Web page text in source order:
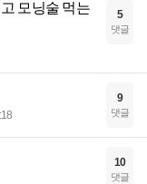
모닝술 먹는
5
댓글
9
댓글
10
댓글